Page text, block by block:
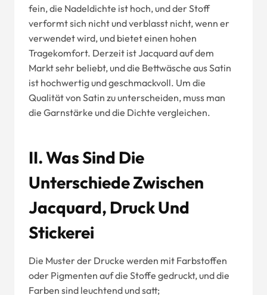
fein, die Nadeldichte ist hoch, und der Stoff
verformt sich nicht und verblasst nicht, wenn er
verwendet wird, und bietet einen hohen
Tragekomfort. Derzeit ist Jacquard auf dem
Markt sehr beliebt, und die Bettwäsche aus Satin
ist hochwertig und geschmackvoll. Um die
Qualität von Satin zu unterscheiden, muss man
die Garnstärke und die Dichte vergleichen.
II. Was Sind Die
Unterschiede Zwischen
Jacquard, Druck Und
Stickerei
Die Muster der Drucke werden mit Farbstoffen
oder Pigmenten auf die Stoffe gedruckt, und die
Farben sind leuchtend und satt;